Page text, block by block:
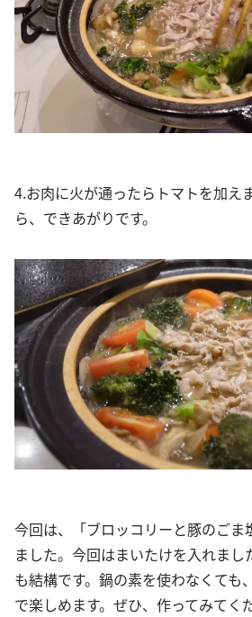
4.お肉に火が通ったらトマトを加え
ら、できあがりです。
今回は、「ブロッコリーと豚のごま
ました。今回はまいたけを入れま
も結構です。鍋の素を使わなくても
で楽しめます。ぜひ、作ってみてく